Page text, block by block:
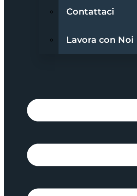
Contattaci
Lavora con Noi